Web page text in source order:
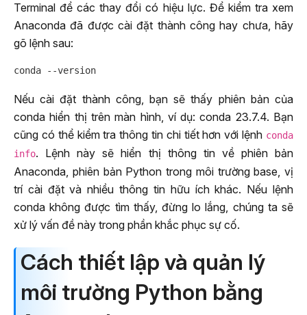
Terminal để các thay đổi có hiệu lực. Để kiểm tra xem
Anaconda đã được cài đặt thành công hay chưa, hãy
gõ lệnh sau:
Nếu cài đặt thành công, bạn sẽ thấy phiên bản của
conda hiển thị trên màn hình, ví dụ: conda 23.7.4. Bạn
cũng có thể kiểm tra thông tin chi tiết hơn với lệnh conda
info. Lệnh này sẽ hiển thị thông tin về phiên bản
Anaconda, phiên bản Python trong môi trường base, vị
trí cài đặt và nhiều thông tin hữu ích khác. Nếu lệnh
conda không được tìm thấy, đừng lo lắng, chúng ta sẽ
xử lý vấn đề này trong phần khắc phục sự cố.
Cách thiết lập và quản lý
môi trường Python bằng